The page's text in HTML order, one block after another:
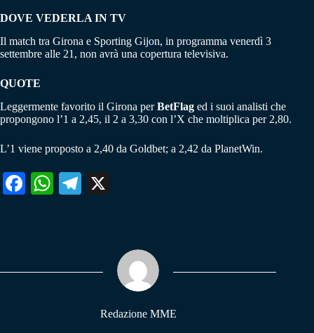
DOVE VEDERLA IN TV
Il match tra Girona e Sporting Gijon, in programma venerdì 3
settembre alle 21, non avrà una copertura televisiva.
QUOTE
Leggermente favorito il Girona perBetFlag ed i suoi analisti che
propongono l’1 a 2,45, il 2 a 3,30 con l’X che moltiplica per 2,80.
L’1 viene proposto a 2,40 da Goldbet; a 2,42 da PlanetWin.
Fa W
pp
Te
m
Redazione MME